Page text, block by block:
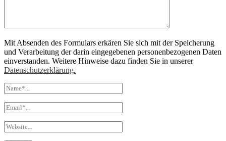
Mit Absenden des Formulars erkären Sie sich mit der Speicherung
und Verarbeitung der darin eingegebenen personenbezogenen Daten
einverstanden. Weitere Hinweise dazu finden Sie in unserer
Datenschutzerklärung.